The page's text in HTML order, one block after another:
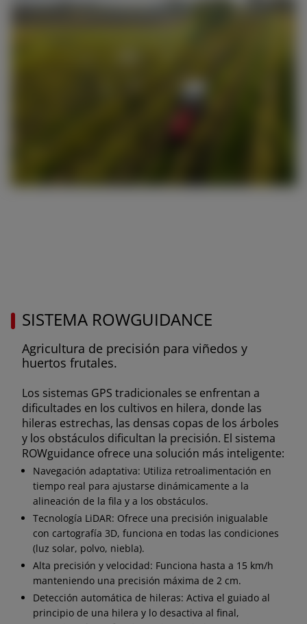
SISTEMA ROWGUIDANCE
Agricultura de precisión para viñedos y
huertos frutales.
Los sistemas GPS tradicionales se enfrentan a
dificultades en los cultivos en hilera, donde las
hileras estrechas, las densas copas de los árboles
y los obstáculos dificultan la precisión. El sistema
ROWguidance ofrece una solución más inteligente:
Navegación adaptativa: Utiliza retroalimentación en
tiempo real para ajustarse dinámicamente a la
alineación de la fila y a los obstáculos.
Tecnología LiDAR: Ofrece una precisión inigualable
con cartografía 3D, funciona en todas las condiciones
(luz solar, polvo, niebla).
Alta precisión y velocidad: Funciona hasta a 15 km/h
manteniendo una precisión máxima de 2 cm.
Detección automática de hileras: Activa el guiado al
principio de una hilera y lo desactiva al final,